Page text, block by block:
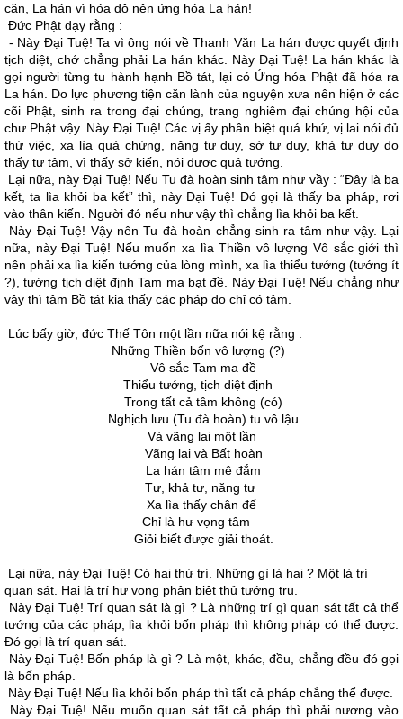
căn, La hán vì hóa độ nên ứng hóa La hán!
Ðức Phật dạy rằng :
- Này Ðại Tuệ! Ta vì ông nói về Thanh Văn La hán được quyết định
tịch diệt, chớ chẳng phải La hán khác. Này Ðại Tuệ! La hán khác là
gọi người từng tu hành hạnh Bồ tát, lại có Ứng hóa Phật đã hóa ra
La hán. Do lực phương tiện căn lành của nguyện xưa nên hiện ở các
cõi Phật, sinh ra trong đại chúng, trang nghiêm đại chúng hội của
chư Phật vậy. Này Ðại Tuệ! Các vị ấy phân biệt quá khứ, vị lai nói đủ
thứ việc, xa lìa quả chứng, năng tư duy, sở tư duy, khả tư duy do
thấy tự tâm, vì thấy sở kiến, nói được quả tướng.
Lại nữa, này Ðại Tuệ! Nếu Tu đà hoàn sinh tâm như vầy : “Ðây là ba
kết, ta lìa khỏi ba kết” thì, này Ðại Tuệ! Ðó gọi là thấy ba pháp, rơi
vào thân kiến. Người đó nếu như vậy thì chẳng lìa khỏi ba kết.
Này Ðại Tuệ! Vậy nên Tu đà hoàn chẳng sinh ra tâm như vậy. Lại
nữa, này Ðại Tuệ! Nếu muốn xa lìa Thiền vô lượng Vô sắc giới thì
nên phải xa lìa kiến tướng của lòng mình, xa lìa thiểu tướng (tướng ít
?), tướng tịch diệt định Tam ma bạt đề. Này Ðại Tuệ! Nếu chẳng như
vậy thì tâm Bồ tát kia thấy các pháp do chỉ có tâm.
Lúc bấy giờ, đức Thế Tôn một lần nữa nói kệ rằng :
Những Thiền bốn vô lượng (?)
Vô sắc Tam ma đề
Thiểu tướng, tịch diệt định
Trong tất cả tâm không (có)
Nghịch lưu (Tu đà hoàn) tu vô lậu
Và vãng lai một lần
Vãng lai và Bất hoàn
La hán tâm mê đắm
Tư, khả tư, năng tư
Xa lìa thấy chân đế
Chỉ là hư vọng tâm
Giỏi biết được giải thoát.
Lại nữa, này Ðại Tuệ! Có hai thứ trí. Những gì là hai ? Một là trí
quan sát. Hai là trí hư vọng phân biệt thủ tướng trụ.
Này Ðại Tuệ! Trí quan sát là gì ? Là những trí gì quan sát tất cả thể
tướng của các pháp, lìa khỏi bốn pháp thì không pháp có thể được.
Ðó gọi là trí quan sát.
Này Ðại Tuệ! Bốn pháp là gì ? Là một, khác, đều, chẳng đều đó gọi
là bốn pháp.
Này Ðại Tuệ! Nếu lìa khỏi bốn pháp thì tất cả pháp chẳng thể được.
Này Ðại Tuệ! Nếu muốn quan sát tất cả pháp thì phải nương vào